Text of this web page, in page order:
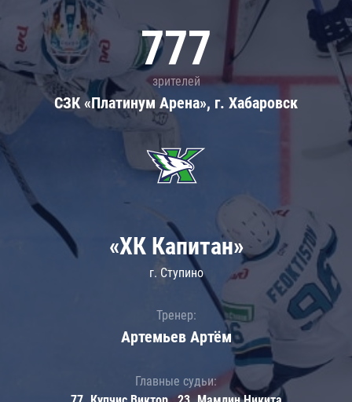
777
зрителей
СЗК «Платинум Арена», г. Хабаровск
«ХК Капитан»
г. Ступино
Тренер:
Артемьев Артём
Главные судьи: